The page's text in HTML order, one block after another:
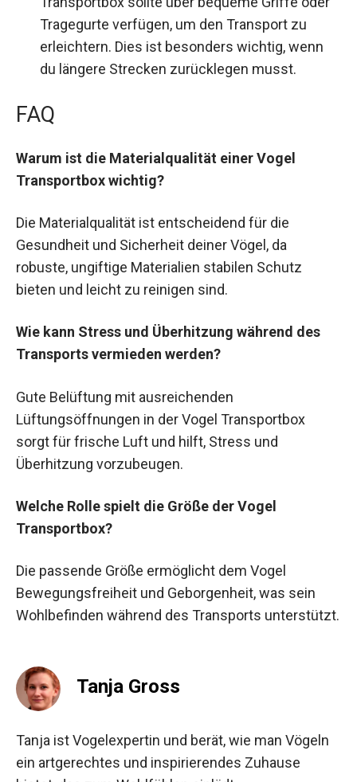
Tragegurte verfügen, um den Transport zu
erleichtern. Dies ist besonders wichtig, wenn
du längere Strecken zurücklegen musst.
FAQ
Warum ist die Materialqualität einer Vogel
Transportbox wichtig?
Die Materialqualität ist entscheidend für die
Gesundheit und Sicherheit deiner Vögel, da
robuste, ungiftige Materialien stabilen Schutz
bieten und leicht zu reinigen sind.
Wie kann Stress und Überhitzung während des
Transports vermieden werden?
Gute Belüftung mit ausreichenden
Lüftungsöffnungen in der Vogel Transportbox
sorgt für frische Luft und hilft, Stress und
Überhitzung vorzubeugen.
Welche Rolle spielt die Größe der Vogel
Transportbox?
Die passende Größe ermöglicht dem Vogel
Bewegungsfreiheit und Geborgenheit, was sein
Wohlbefinden während des Transports unterstützt.
Tanja Gross
Tanja ist Vogelexpertin und berät, wie man Vögeln
ein artgerechtes und inspirierendes Zuhause